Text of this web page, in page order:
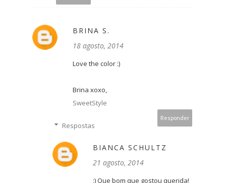
BRINA S.
18 agosto, 2014
Love the color :)
Brina xoxo,
SweetStyle
Responder
Respostas
BIANCA SCHULTZ
21 agosto, 2014
:) Que bom que gostou querida!